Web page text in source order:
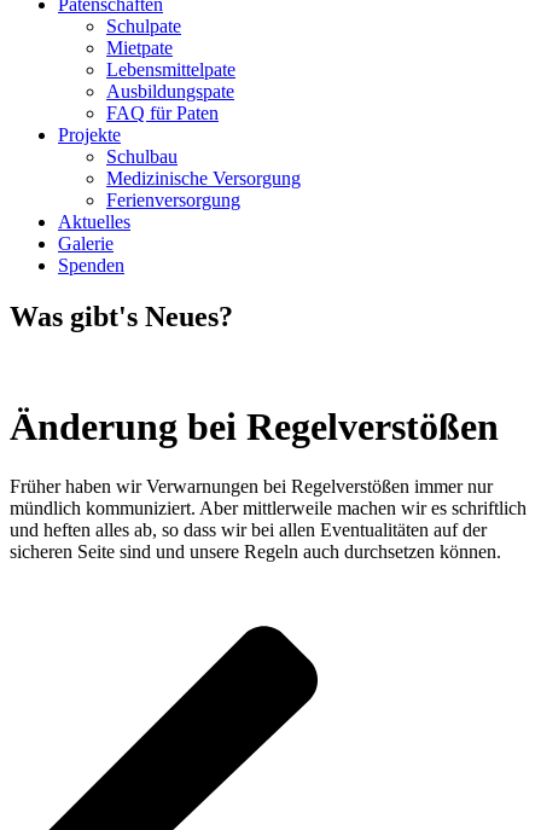
Patenschaften
Schulpate
Mietpate
Lebensmittelpate
Ausbildungspate
FAQ für Paten
Projekte
Schulbau
Medizinische Versorgung
Ferienversorgung
Aktuelles
Galerie
Spenden
Was gibt's Neues?
Änderung bei Regelverstößen
Früher haben wir Verwarnungen bei Regelverstößen immer nur
mündlich kommuniziert. Aber mittlerweile machen wir es schriftlich
und heften alles ab, so dass wir bei allen Eventualitäten auf der
sicheren Seite sind und unsere Regeln auch durchsetzen können.